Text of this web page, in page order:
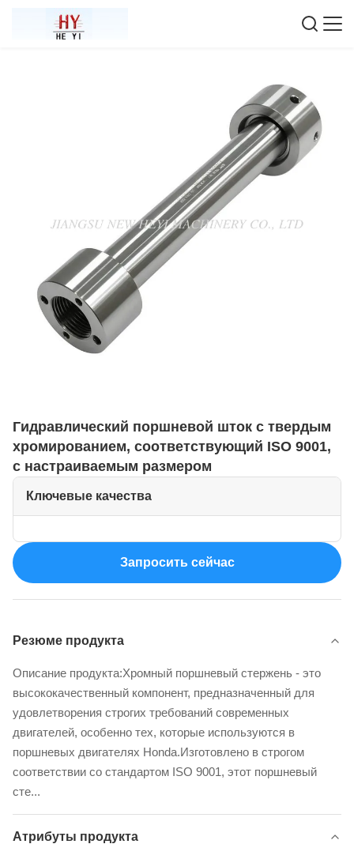
Гидравлический поршневой шток с твердым
хромированием, соответствующий ISO 9001,
с настраиваемым размером
Ключевые качества
Запросить сейчас
Резюме продукта
Описание продукта:Хромный поршневый стержень - это
высококачественный компонент, предназначенный для
удовлетворения строгих требований современных
двигателей, особенно тех, которые используются в
поршневых двигателях Honda.Изготовлено в строгом
соответствии со стандартом ISO 9001, этот поршневый
сте...
Атрибуты продукта